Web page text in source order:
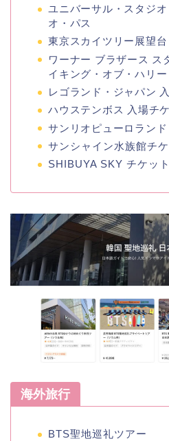
ユニバーサル・スタジ
オ・パス
東京スカイツリー展望
ワーナー ブラザース ス
イキング・オブ・ハリ
レゴランド・ジャパン
ハウステンボス 入場チ
サンリオピューロランド
サンシャイン水族館チケ
SHIBUYA SKY チケット
海外旅行
BTS聖地巡礼ツアー